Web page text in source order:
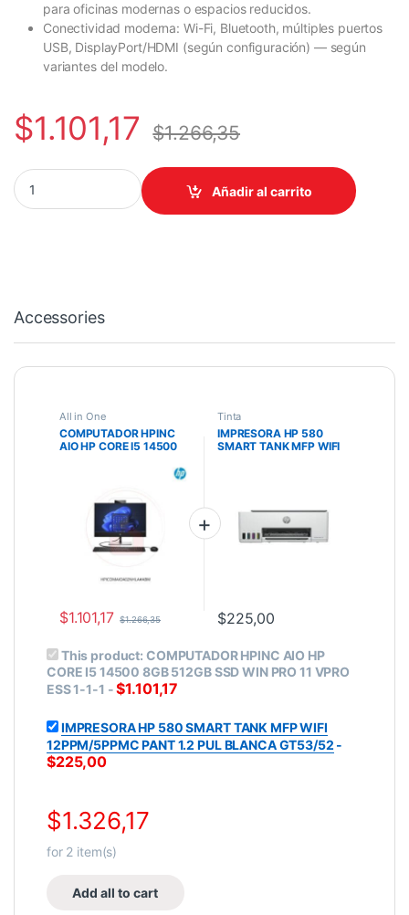
para oficinas modernas o espacios reducidos.
Conectividad moderna: Wi-Fi, Bluetooth, múltiples puertos
USB, DisplayPort/HDMI (según configuración) — según
variantes del modelo.
$1.101,17 $1.266,35
COMPUTADOR HPINC AIO HP CORE I5 14500 8GB 512GB SSD
Añadir al carrito
Accessories
All in One
COMPUTADOR HPINC
AIO HP CORE I5 14500
PRO 11 VPRO ESS 1-1-1
$1.101,17 $1.266,35
Tinta
IMPRESORA HP 580
SMART TANK MFP WIFI
$225,00
This product: COMPUTADOR HPINC AIO HP
CORE I5 14500 8GB 512GB SSD WIN PRO 11 VPRO
ESS 1-1-1 -$1.101,17
IMPRESORA HP 580 SMART TANK MFP WIFI
12PPM/5PPMC PANT 1.2 PUL BLANCA GT53/52 -
$225,00
$1.326,17
for 2 item(s)
Add all to cart